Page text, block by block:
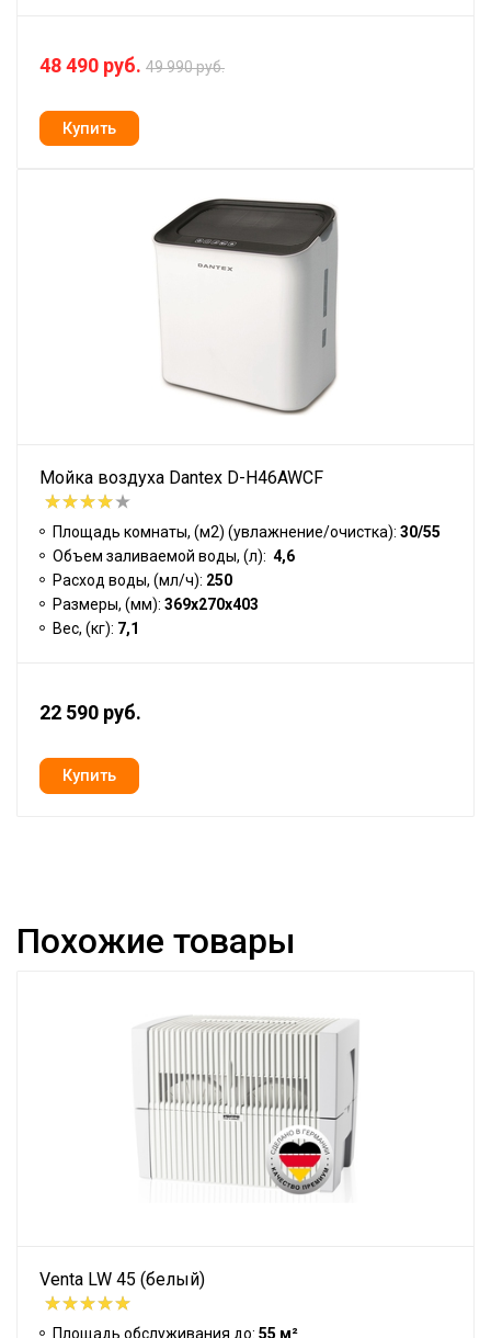
48 490 руб. 49 990 руб.
Мойка воздуха Dantex D-H46AWCF
Площадь комнаты, (м2) (увлажнение/очистка): 30/55
Объем заливаемой воды, (л): 4,6
Расход воды, (мл/ч): 250
Размеры, (мм): 369х270х403
Вес, (кг): 7,1
22 590 руб.
Похожие товары
Venta LW 45 (белый)
Площадь обслуживания до: 55 м²